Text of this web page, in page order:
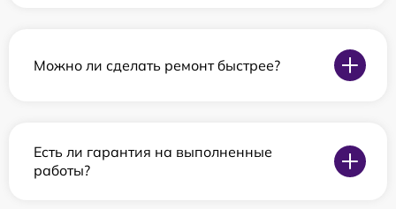
Можно ли сделать ремонт быстрее?
Есть ли гарантия на выполненные
работы?